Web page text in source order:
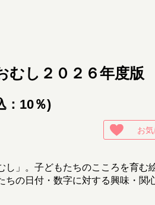
むし２０２６年度版
：10％)
お
し」。子どもたちのこころを育む
の日付・数字に対する興味・関